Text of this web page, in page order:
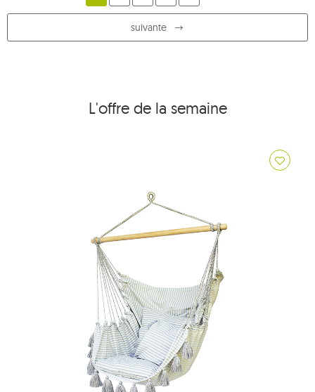
suivante
L'offre de la semaine